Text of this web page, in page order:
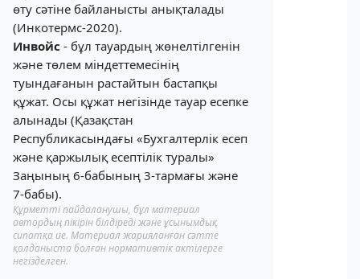
өту сәтіне байланысты анықталады
(Инкотермс-2020).
Инвойс - бұл тауардың жөнелтілгенін
және төлем міндеттемесінің
туындағанын растайтын бастапқы
құжат. Осы құжат негізінде тауар есепке
алынады (Қазақстан
Республикасындағы «Бухгалтерлік есеп
және қаржылық есептілік туралы»
Заңының 6-бабының 3-тармағы және
7-бабы).
Құрметті пайдаланушы, бұл материал
автордың пікірін білдіреді және ұсынымдық
сипатқа ие. Материал жарияланған сәтте
қолданыста болған нормативтік актілерге
негізделген.